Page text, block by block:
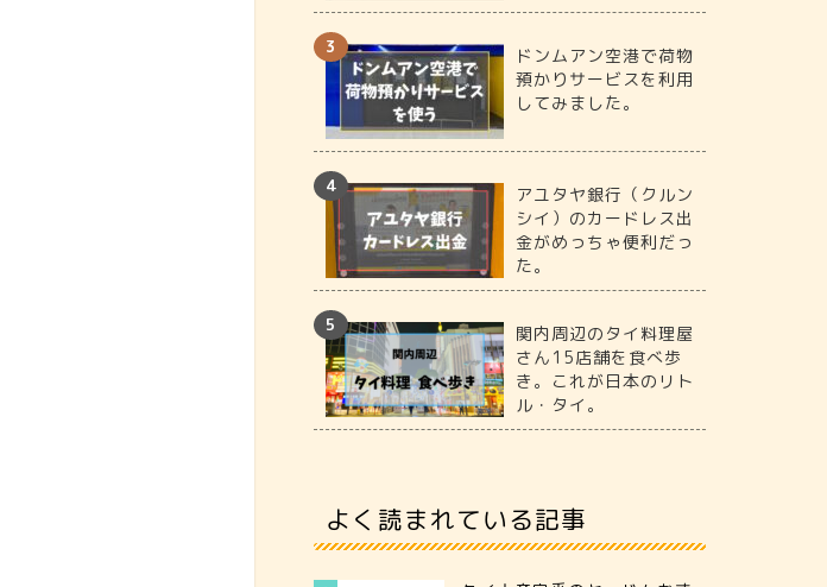
ドンムアン空港で荷物
預かりサービスを利用
してみました。
アユタヤ銀行（クルン
シイ）のカードレス出
金がめっちゃ便利だっ
た。
関内周辺のタイ料理屋
さん15店舗を食べ歩
き。これが日本のリト
ル・タイ。
よく読まれている記事